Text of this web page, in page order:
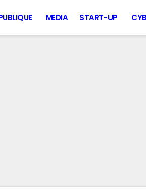
MEDIA START-UP